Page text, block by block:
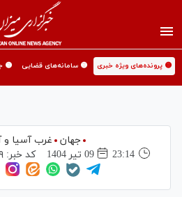
🟡 پرونده‌های ویژه خبری 🟡 سامانه‌های قضایی 🟡
جهان
غرب آسیا و
23:14
09 تير 1404 کد خبر: